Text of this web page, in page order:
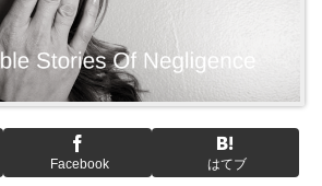
Facebook はてブ